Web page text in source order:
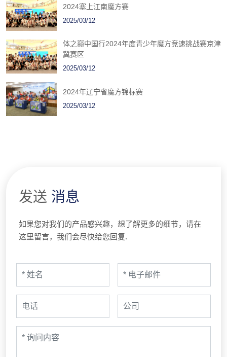
2024塞上江南魔方赛
2025/03/12
体之巅中国行2024年度青少年魔方竞速挑战赛京津
冀赛区
2025/03/12
2024年辽宁省魔方锦标赛
2025/03/12
发送 消息
如果您对我们的产品感兴趣，想了解更多的细节，请在
这里留言，我们会尽快给您回复.